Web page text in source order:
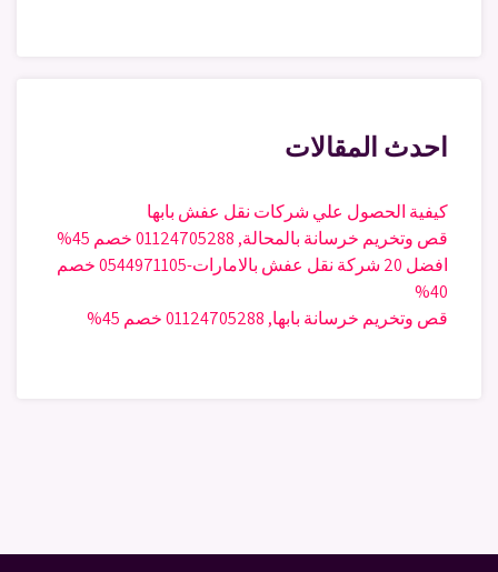
احدث المقالات
كيفية الحصول علي شركات نقل عفش بابها
قص وتخريم خرسانة بالمحالة, 01124705288 خصم 45%
افضل 20 شركة نقل عفش بالامارات-0544971105 خصم
40%
قص وتخريم خرسانة بابها, 01124705288 خصم 45%